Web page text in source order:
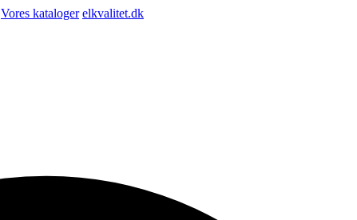
Vores kataloger elkvalitet.dk